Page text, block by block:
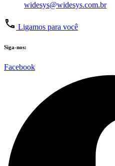
widesys@widesys.com.br
Ligamos para você
Siga-nos:
Facebook